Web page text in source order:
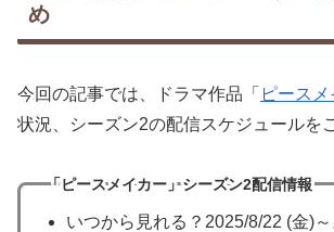
め
今回の記事では、ドラマ作品「 ピース
状況、シーズン2の配信スケジュールを
「ピースメイカー」シーズン2配信情報
いつから見れる？2025/8/22 (金)